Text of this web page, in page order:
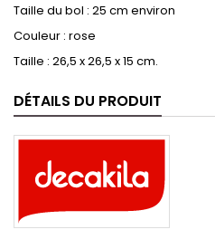
Taille du bol : 25 cm environ
Couleur : rose
Taille : 26,5 x 26,5 x 15 cm.
DÉTAILS DU PRODUIT